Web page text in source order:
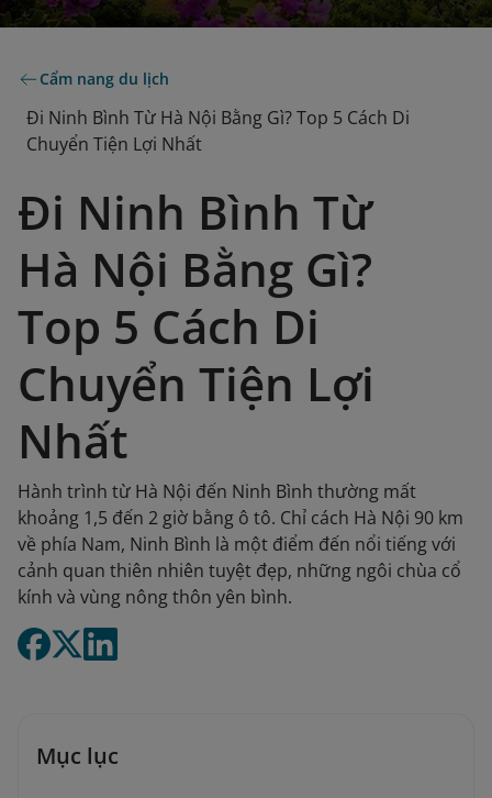
Cẩm nang du lịch
Đi Ninh Bình Từ Hà Nội Bằng Gì? Top 5 Cách Di
Chuyển Tiện Lợi Nhất
Đi Ninh Bình Từ
Hà Nội Bằng Gì?
Top 5 Cách Di
Chuyển Tiện Lợi
Nhất
Hành trình từ Hà Nội đến Ninh Bình thường mất
khoảng 1,5 đến 2 giờ bằng ô tô. Chỉ cách Hà Nội 90 km
về phía Nam, Ninh Bình là một điểm đến nổi tiếng với
cảnh quan thiên nhiên tuyệt đẹp, những ngôi chùa cổ
kính và vùng nông thôn yên bình.
Mục lục